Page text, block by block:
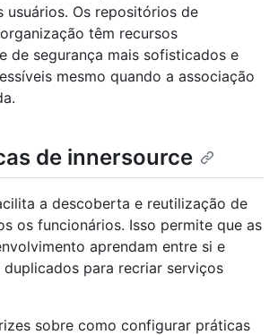
usuários. Os repositórios de
têm recursos
de segurança mais sofisticados e
mesmo quando a associação
de innersource
a descoberta e reutilização de
os funcionários. Isso permite que as
aprendam entre si e
para recriar serviços
sobre como configurar práticas